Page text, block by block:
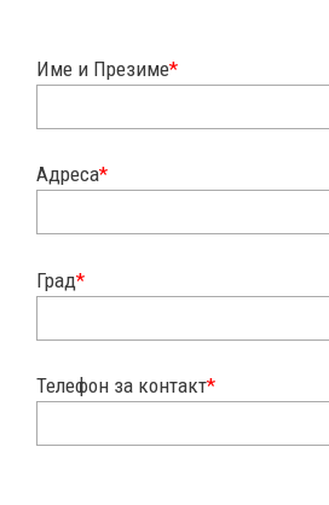
Име и Презиме*
Адреса*
Град*
Телефон за контакт*